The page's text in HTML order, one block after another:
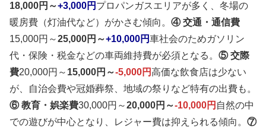
18,000円～+3,000円 プロパンガスエリアが多く、冬場の
暖房費（灯油代など）がかさむ傾向。 ④ 交通・通信費
15,000円～25,000円～+10,000円車社会のためガソリン
代・保険・税金などの車両維持費が必須となる。 ⑤ 交際
費20,000円～ 15,000円～-5,000円高価な飲食店は少ない
が、自治会費や冠婚葬祭、地域の祭りなど特有の出費も。
⑥ 教育・娯楽費30,000円～20,000円～-10,000円 自然の中
での遊びが中心となり、レジャー費は抑えられる傾向。 ⑦